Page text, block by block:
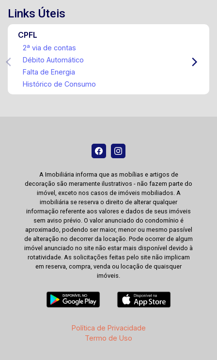
Links Úteis
CPFL
2ª via de contas
Débito Automático
Falta de Energia
Histórico de Consumo
A Imobiliária informa que as mobílias e artigos de
decoração são meramente ilustrativos - não fazem parte do
imóvel, exceto nos casos de imóveis mobiliados. A
imobiliária se reserva o direito de alterar qualquer
informação referente aos valores e dados de seus imóveis
sem aviso prévio. O valor anunciado do condomínio é
aproximado, podendo ser maior, menor ou mesmo passível
de alteração no decorrer da locação. Pode ocorrer de algum
imóvel anunciado no site não estar mais disponível devido à
rotatividade. As solicitações feitas pelo site não implicam
em reserva, compra, venda ou locação de quaisquer
imóveis.
Política de Privacidade
Termo de Uso